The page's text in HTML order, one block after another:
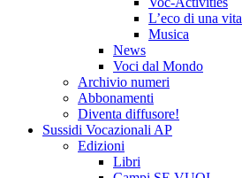
L’eco di una vita
Musica
News
Voci dal Mondo
Archivio numeri
Abbonamenti
Diventa diffusore!
Sussidi Vocazionali AP
Edizioni
Libri